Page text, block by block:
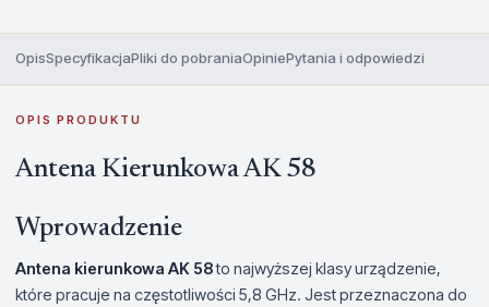
OpisSpecyfikacjaPliki do pobraniaOpiniePytania i odpowiedzi
OPIS PRODUKTU
Antena Kierunkowa AK 58
Wprowadzenie
Antena kierunkowa AK 58to najwyższej klasy urządzenie,
które pracuje na częstotliwości 5,8 GHz. Jest przeznaczona do